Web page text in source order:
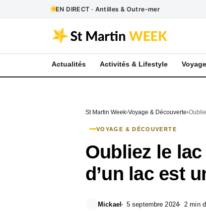
EN DIRECT · Antilles & Outre-mer
Actualités Activités & Lifestyle
St Martin Week Voyage & Découverte
VOYAGE & DÉCOUVERTE
Oubliez le
d’un lac est
Mickael 5 septembre 2024 2 min